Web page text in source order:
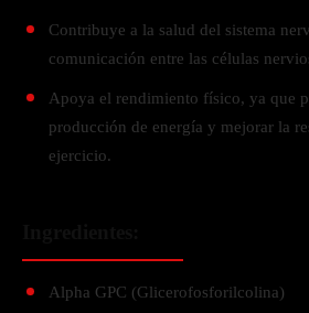
Contribuye a la salud del sistema
comunicación entre las células
Apoya el rendimiento físico, ya que
producción de energía y mejorar la
ejercicio.
Alpha GPC (Glicerofosforilcolina)